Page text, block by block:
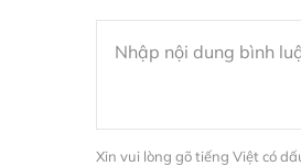
Xin vui lòng gõ tiếng Việt có